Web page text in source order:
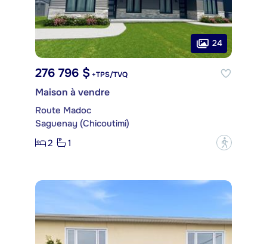
24
276 796 $ +TPS/TVQ
Maison à vendre
Route Madoc
Saguenay (Chicoutimi)
2
1 ?